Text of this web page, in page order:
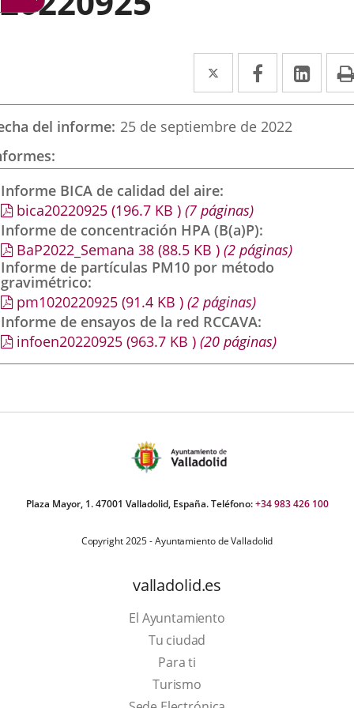
Twitter
Enlace
a
una
externa.
Facebook
Enlace
a
una
externa.
a
del informe 25 de septiembre de 2022
Informe BICA de calidad del aire
bica20220925 (196.7 KB ) (7 páginas)
Informe de concentración HPA (B(a)P)
BaP2022_Semana 38 (88.5 KB ) (2 páginas)
Informe de partículas PM10 por método
gravimétrico
pm1020220925 (91.4 KB ) (2 páginas)
Informe de ensayos de la red RCCAVA
infoen20220925 (963.7 KB ) (20 páginas)
Plaza Mayor, 1. 47001 Valladolid, España. Teléfono:+34 983 426 100
Copyright 2025 - Ayuntamiento de Valladolid
valladolid.es
El Ayuntamiento
Tu ciudad
Para ti
TurismoThis